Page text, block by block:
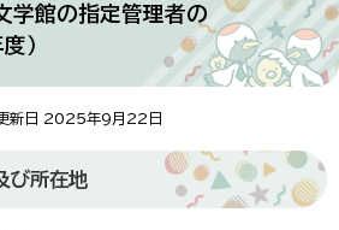
学館の指定管理者の
）
日 2025年9月22日
び所在地